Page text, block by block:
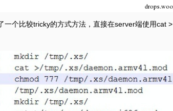
个比较tricky的方式方法，直接在server端使用cat >